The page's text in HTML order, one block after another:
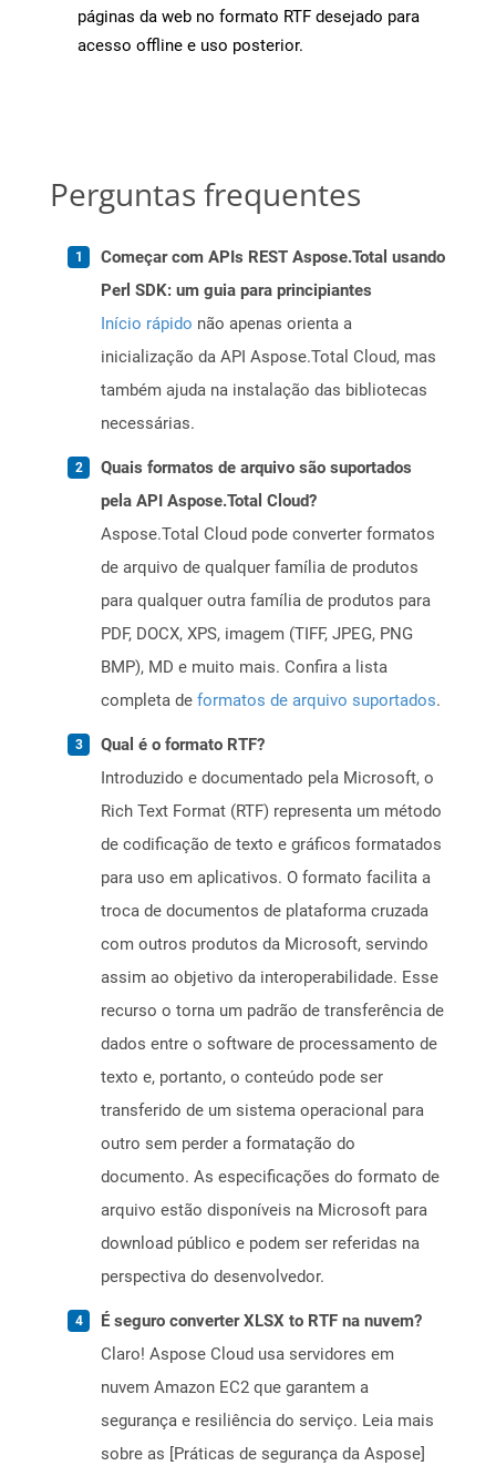
páginas da web no formato RTF desejado para
acesso offline e uso posterior.
Perguntas frequentes
Começar com APIs REST Aspose.Total usando
Perl SDK: um guia para principiantes
Início rápido não apenas orienta a
inicialização da API Aspose.Total Cloud, mas
também ajuda na instalação das bibliotecas
necessárias.
Quais formatos de arquivo são suportados
pela API Aspose.Total Cloud?
Aspose.Total Cloud pode converter formatos
de arquivo de qualquer família de produtos
para qualquer outra família de produtos para
PDF, DOCX, XPS, imagem (TIFF, JPEG, PNG
BMP), MD e muito mais. Confira a lista
completa de formatos de arquivo suportados.
Qual é o formato RTF?
Introduzido e documentado pela Microsoft, o
Rich Text Format (RTF) representa um método
de codificação de texto e gráficos formatados
para uso em aplicativos. O formato facilita a
troca de documentos de plataforma cruzada
com outros produtos da Microsoft, servindo
assim ao objetivo da interoperabilidade. Esse
recurso o torna um padrão de transferência de
dados entre o software de processamento de
texto e, portanto, o conteúdo pode ser
transferido de um sistema operacional para
outro sem perder a formatação do
documento. As especificações do formato de
arquivo estão disponíveis na Microsoft para
download público e podem ser referidas na
perspectiva do desenvolvedor.
É seguro converter XLSX to RTF na nuvem?
Claro! Aspose Cloud usa servidores em
nuvem Amazon EC2 que garantem a
segurança e resiliência do serviço. Leia mais
sobre as [Práticas de segurança da Aspose]